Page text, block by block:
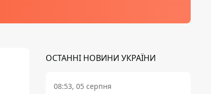
ОСТАННІ НОВИНИ УКРАЇНИ
08:53, 05 серпня